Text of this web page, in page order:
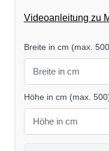
Videoanleitung zu
Breite in cm (max.
Höhe in cm (max. 500